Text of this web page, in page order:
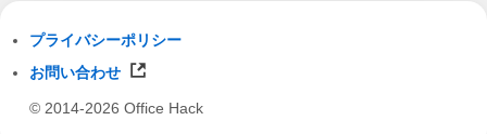
プライバシーポリシー
お問い合わせ
© 2014-2026 Office Hack